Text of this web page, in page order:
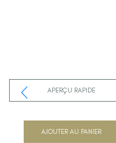
APERÇU RAPIDE
AJOUTER AU PANIER